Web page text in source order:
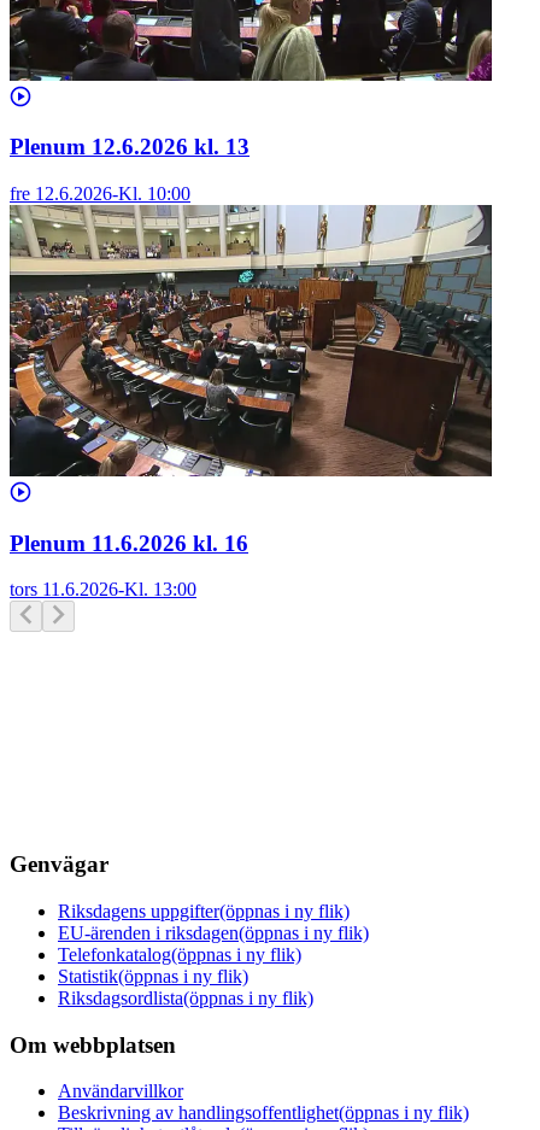
Plenum 12.6.2026 kl. 13
fre 12.6.2026-Kl. 10:00
Plenum 11.6.2026 kl. 16
tors 11.6.2026-Kl. 13:00
Genvägar
Riksdagens uppgifter(öppnas i ny flik)
EU-ärenden i riksdagen(öppnas i ny flik)
Telefonkatalog(öppnas i ny flik)
Statistik(öppnas i ny flik)
Riksdagsordlista(öppnas i ny flik)
Om webbplatsen
Användarvillkor
Beskrivning av handlingsoffentlighet(öppnas i ny flik)